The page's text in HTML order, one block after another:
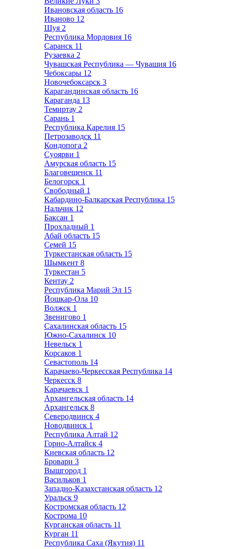
Ивановская область 16
Иваново 12
Шуя 2
Республика Мордовия 16
Саранск 11
Рузаевка 2
Чувашская Республика — Чувашия 16
Чебоксары 12
Новочебоксарск 3
Карагандинская область 16
Караганда 13
Темиртау 2
Сарань 1
Республика Карелия 15
Петрозаводск 11
Кондопога 2
Суоярви 1
Амурская область 15
Благовещенск 11
Белогорск 1
Свободный 1
Кабардино-Балкарская Республика 15
Нальчик 12
Баксан 1
Прохладный 1
Абай область 15
Семей 15
Туркестанская область 15
Шымкент 8
Туркестан 5
Кентау 2
Республика Марий Эл 15
Йошкар-Ола 10
Волжск 1
Звенигово 1
Сахалинская область 15
Южно-Сахалинск 10
Невельск 1
Корсаков 1
Севастополь 14
Карачаево-Черкесская Республика 14
Черкесск 8
Карачаевск 1
Архангельская область 14
Архангельск 8
Северодвинск 4
Новодвинск 1
Республика Алтай 12
Горно-Алтайск 4
Киевская область 12
Бровари 3
Вышгород 1
Васильков 1
Западно-Казахстанская область 12
Уральск 9
Костромская область 12
Кострома 10
Курганская область 11
Курган 11
Республика Саха (Якутия) 11